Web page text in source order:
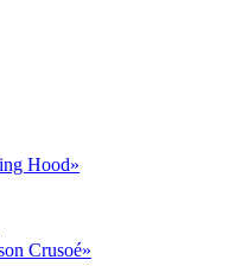
Hood»
Crusoé»